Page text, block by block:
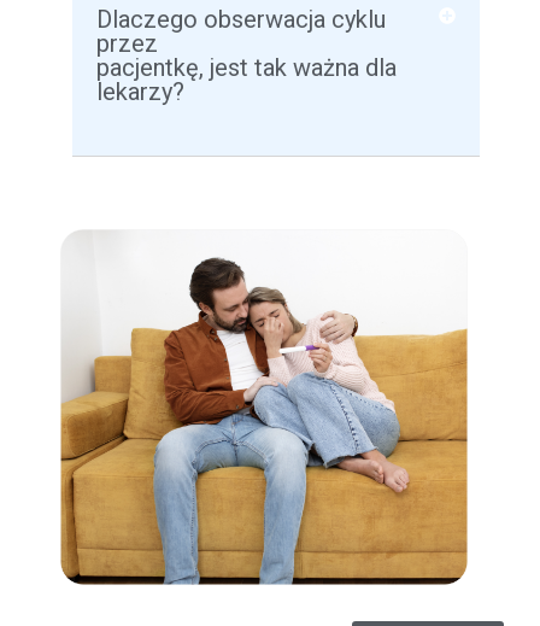
Dlaczego obserwacja cyklu
przez
pacjentkę, jest tak ważna dla
lekarzy?